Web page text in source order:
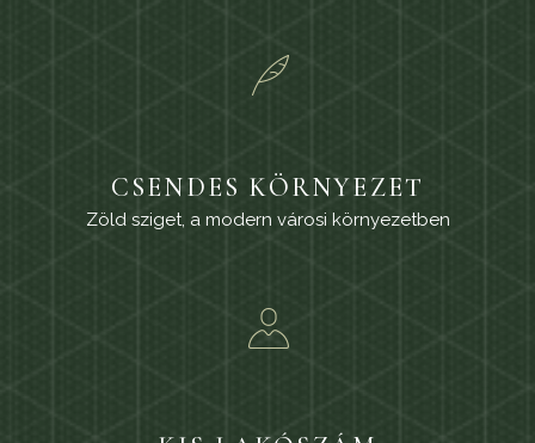
CSENDES KÖRNYEZET
Zöld sziget, a modern városi környezetben